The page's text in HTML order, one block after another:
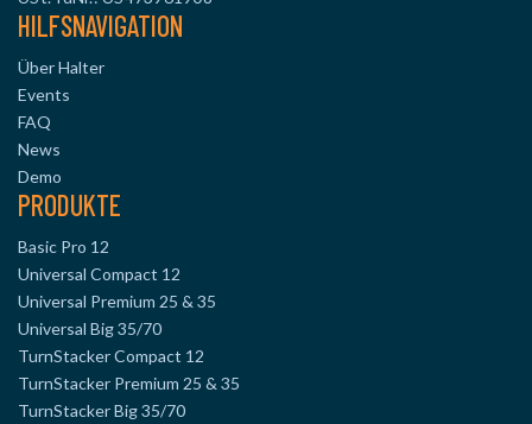
HILFSNAVIGATION
Über Halter
Events
FAQ
News
Demo
PRODUKTE
Basic Pro 12
Universal Compact 12
Universal Premium 25 & 35
Universal Big 35/70
TurnStacker Compact 12
TurnStacker Premium 25 & 35
TurnStacker Big 35/70